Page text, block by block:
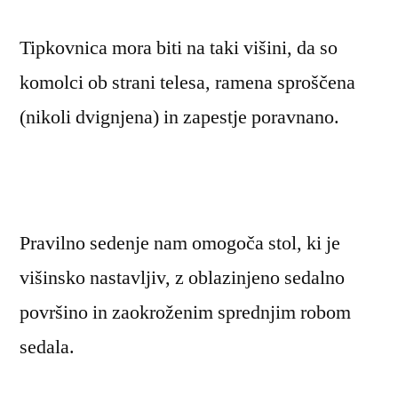
Tipkovnica mora biti na taki višini, da so
komolci ob strani telesa, ramena sproščena
(nikoli dvignjena) in zapestje poravnano.
Pravilno sedenje nam omogoča stol, ki je
višinsko nastavljiv, z oblazinjeno sedalno
površino in zaokroženim sprednjim robom
sedala.